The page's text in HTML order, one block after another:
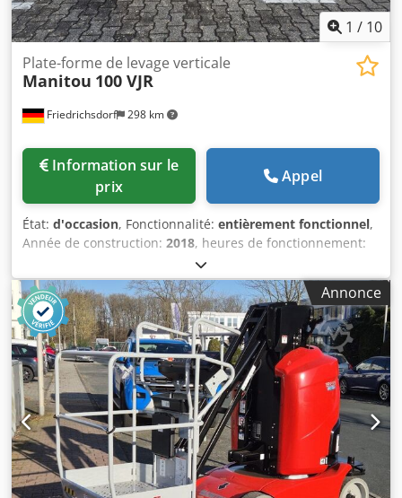
1 / 10
Friedrichsdorf 298 km
Plate-forme de levage verticale
Manitou 100 VJR
prix
Appel
État: d'occasion, Fonctionnalité: entièrement fonctionnel,
Année de construction: 2018, heures de fonctionnement:
200 kg
hauteur de construction:1 990 mm, type de carburant:
électrique, longueur totale:2 820 mm, type de
transmission:Elektro, portée du bras:3 000 mm, largeur
de construction:990 mm, hauteur de travail:9 900 mm
Plateforme élévatrice verticale État technique : bon Type
de pneumatiques avant : bandages pleins Dimensions
pneus avant : 16-5-11 1/4 État des pneus avant : 80 - 100%
Type de pneumatiques arrière : bandages pleins
Dimensions pneus arrière : 16-5-11 1/4 État des pneus
arrière : 80 - 100% Batterie tension : 24V Batterie capacité :
250Ah Type de batterie : PzS Chodpfoy Etzfox An Hoa
Année de la batterie : 2018 État de la batterie : 80 - 100%
Annonce